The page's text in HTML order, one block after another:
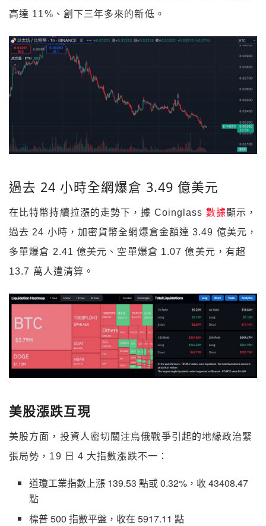
高達 11%、創下三年多來的新低。
過去 24 小時全網爆倉 3.49 億美元
在比特幣持續拉漲的走勢下，據 Coinglass 數據顯示，
過去 24 小時，加密貨幣全網爆倉金額達 3.49 億美元，
多單爆倉 2.41 億美元、空單爆倉 1.07 億美元，有超
13.7 萬人遭清算。
美股漲跌互現
美股方面，投資人密切關注烏俄戰爭引起的地緣政治緊
張局勢，19 日 4 大指數漲跌不一：
道瓊工業指數上漲 139.53 點或 0.32%，收 43408.47
點
標普 500 指數平盤，收在 5917.11 點